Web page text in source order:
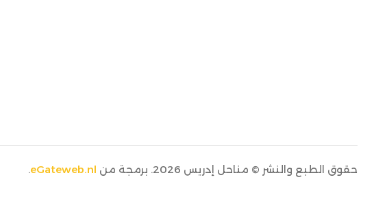
حقوق الطبع والنشر © مناحل إدريس 2026. برمجة من eGateweb.nl
.